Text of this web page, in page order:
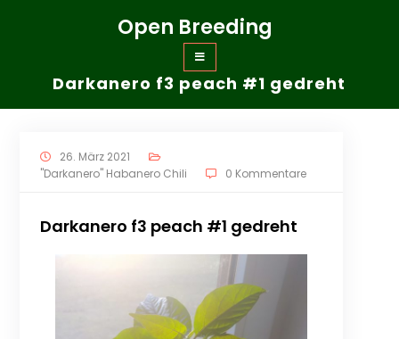
Open Breeding
Darkanero f3 peach #1 gedreht
26. März 2021
"Darkanero" Habanero Chili
0 Kommentare
Darkanero f3 peach #1 gedreht